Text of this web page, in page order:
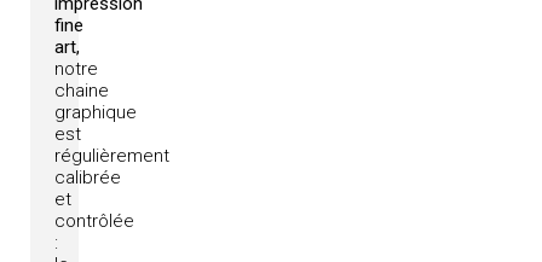
fine
art,
notre
chaine
graphique
est
régulièrement
calibrée
et
contrôlée
: